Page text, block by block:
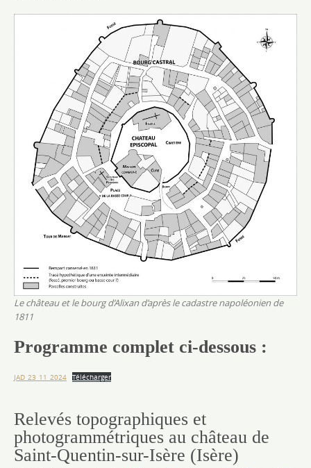
Le château et le bourg d’Alixan d’après le cadastre napoléonien de
1811
Programme complet ci-dessous :
JAD_23_11_2024 Télécharger
Relevés topographiques et
photogrammétriques au château de
Saint-Quentin-sur-Isère (Isère)